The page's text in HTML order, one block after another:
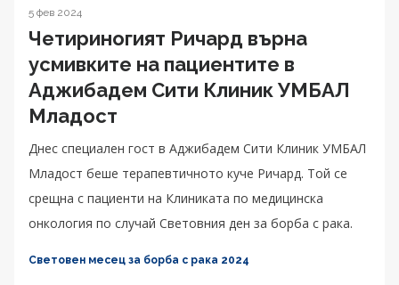
5 фев 2024
Четириногият Ричард върна
усмивките на пациентите в
Аджибадем Сити Клиник УМБАЛ
Младост
Днес специален гост в Аджибадем Сити Клиник УМБАЛ
Младост беше терапевтичното куче Ричард. Той се
срещна с пациенти на Клиниката по медицинска
онкология по случай Световния ден за борба с рака.
Световен месец за борба с рака 2024